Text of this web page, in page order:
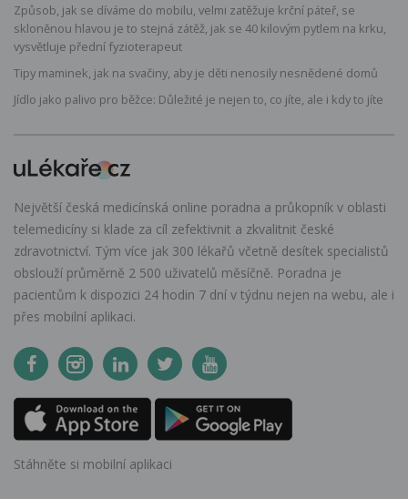
Způsob, jak se díváme do mobilu, velmi zatěžuje krční páteř, se
skloněnou hlavou je to stejná zátěž, jak se 40 kilovým pytlem na krku,
vysvětluje přední fyzioterapeut
Tipy maminek, jak na svačiny, aby je děti nenosily nesnědené domů
Jídlo jako palivo pro běžce: Důležité je nejen to, co jíte, ale i kdy to jíte
Největší česká medicínská online poradna a průkopník v oblasti
telemedicíny si klade za cíl zefektivnit a zkvalitnit české
zdravotnictví. Tým více jak 300 lékařů včetně desítek specialistů
obslouží průměrně 2 500 uživatelů měsíčně. Poradna je
pacientům k dispozici 24 hodin 7 dní v týdnu nejen na webu, ale i
přes mobilní aplikaci.
Stáhněte si mobilní aplikaci